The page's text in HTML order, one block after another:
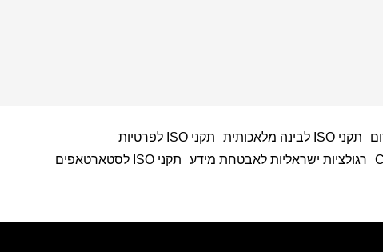
תקני ISO לבינה מלאכותית
תקני ISO לפרטיות
רגולציות ישראליות לאבטחת מידע
תקני ISO לסטארטאפים